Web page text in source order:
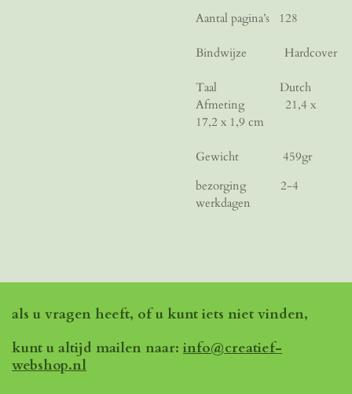
Aantal pagina’s 128
Bindwijze Hardcover
Taal Dutch
Afmeting 21,4 x
17,2 x 1,9 cm
Gewicht 459gr
bezorging 2-4
werkdagen
als u vragen heeft, of u kunt iets niet vinden,
kunt u altijd mailen naar: info@creatief-
webshop.nl